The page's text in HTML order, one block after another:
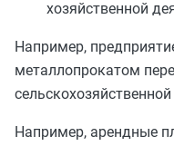
хозяйственной
Например,
металлопрокатом
Например, арендные